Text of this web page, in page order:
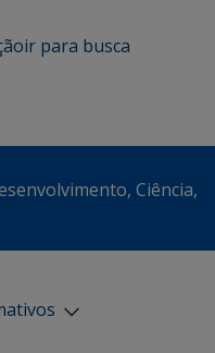
ir para busca
Ciência,